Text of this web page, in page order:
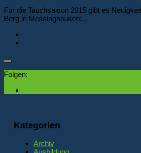
Für die Tauchsaison 2015 gibt es
Berg in Messinghausen:...
Folgen:
Kategorien
Archiv